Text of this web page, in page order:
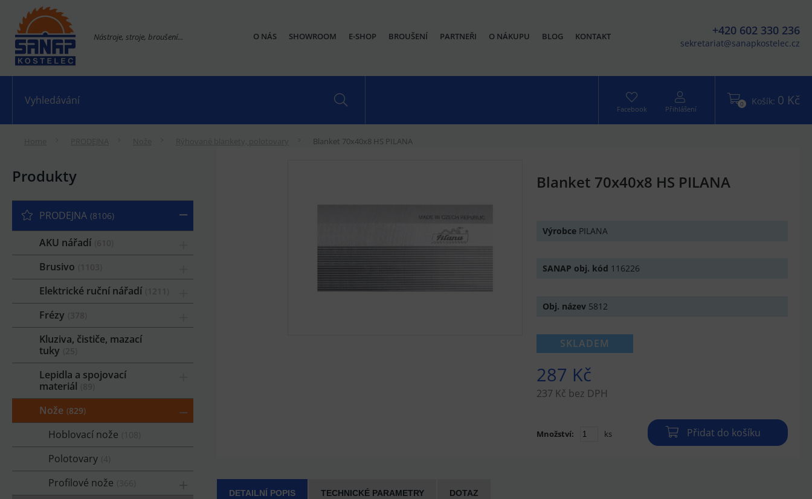
Nástroje, stroje, broušení... +420 602 330 236
sekretariat@sanapkostelec.cz
O NÁS SHOWROOM E-SHOP BROUŠENÍ PARTNEŘI O NÁKUPU BLOG KONTAKT
0 Košík: 0 Kč
Facebook Přihlášení
Blanket 70x40x8 HS PILANA
Produkty
PRODEJNA 8106
AKU nářadí
Brusivo
Elektrické ruční nářadí
Frézy
Kluziva, čističe, mazací
tuky
Lepidla a spojovací
materiál
Nože 829
Hoblovací nože
Polotovary
Profilové nože
Blanket 70x40x8 HS PILANA
Výrobce PILANA
SANAP obj. kód 116226
Obj. název 5812
SKLADEM
287 Kč
237 Kč bez DPH
Množství: ks Přidat do košíku
DETAILNÍ POPIS TECHNICKÉ PARAMETRY DOTAZ